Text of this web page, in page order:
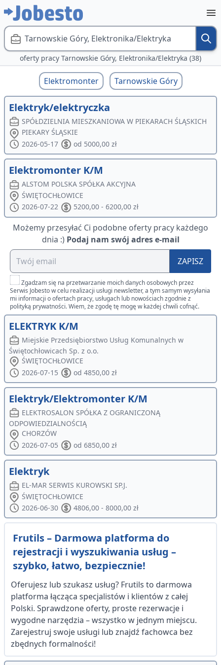
Tarnowskie Góry, Elektronika/Elektryka
oferty pracy Tarnowskie Góry, Elektronika/Elektryka (38)
Elektromonter Tarnowskie Góry
Elektryk/elektryczka
SPÓŁDZIELNIA MIESZKANIOWA W PIEKARACH ŚLĄSKICH
PIEKARY ŚLĄSKIE
2026-05-17
od 5000,00 zł
Elektromonter K/M
ALSTOM POLSKA SPÓŁKA AKCYJNA
ŚWIĘTOCHŁOWICE
2026-07-22
5200,00 - 6200,00 zł
Możemy przesyłać Ci podobne oferty pracy każdego
dnia :) Podaj nam swój adres e-mail
ZAPISZ
Zgadzam się na przetwarzanie moich danych osobowych przez
Serwis Jobesto w celu realizacji usługi newsletter, a tym samym wysyłania
mi informacji o ofertach pracy, usługach lub nowościach zgodnie z
polityką prywatności. Wiem, że zgodę tę mogę w każdej chwili cofnąć.
ELEKTRYK K/M
Miejskie Przedsiębiorstwo Usług Komunalnych w
Świętochłowicach Sp. z o.o.
ŚWIĘTOCHŁOWICE
2026-07-15
od 4850,00 zł
Elektryk/Elektromonter K/M
ELEKTROSALON SPÓŁKA Z OGRANICZONĄ
ODPOWIEDZIALNOŚCIĄ
CHORZÓW
2026-07-05
od 6850,00 zł
Elektryk
EL-MAR SERWIS KUROWSKI SP.J.
ŚWIĘTOCHŁOWICE
2026-06-30
4806,00 - 8000,00 zł
Frutils – Darmowa platforma do
rejestracji i wyszukiwania usług –
szybko, łatwo, bezpiecznie!
Oferujesz lub szukasz usług? Frutils to darmowa
platforma łącząca specjalistów i klientów z całej
Polski. Sprawdzone oferty, proste rezerwacje i
wygodne narzędzia – wszystko w jednym miejscu.
Zarejestruj swoje usługi lub znajdź fachowca bez
zbędnych formalności!